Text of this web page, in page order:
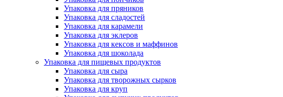
Упаковка для пряников
Упаковка для сладостей
Упаковка для карамели
Упаковка для эклеров
Упаковка для кексов и маффинов
Упаковка для шоколада
Упаковка для пищевых продуктов
Упаковка для сыра
Упаковка для творожных сырков
Упаковка для круп